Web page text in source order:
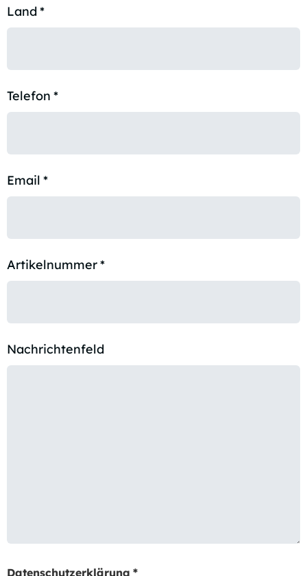
Land*
Telefon *
Email *
Artikelnummer*
Nachrichtenfeld
Datenschutzerklärung *